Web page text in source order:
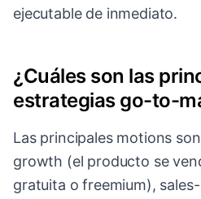
ejecutable de inmediato.
¿Cuáles son las
estrategias go-to-
Las principales motions
growth (el producto se
gratuita o freemium),